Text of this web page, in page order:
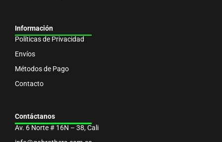
Información
Políticas de Privacidad
Envíos
Métodos de Pago
Contacto
Contáctanos
Av. 6 Norte # 16N – 38, Cali